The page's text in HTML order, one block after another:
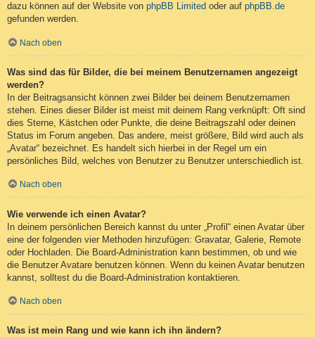
dazu können auf der Website von phpBB Limited oder auf phpBB.de
gefunden werden.
Nach oben
Was sind das für Bilder, die bei meinem Benutzernamen angezeigt
werden?
In der Beitragsansicht können zwei Bilder bei deinem Benutzernamen
stehen. Eines dieser Bilder ist meist mit deinem Rang verknüpft: Oft sind
dies Sterne, Kästchen oder Punkte, die deine Beitragszahl oder deinen
Status im Forum angeben. Das andere, meist größere, Bild wird auch als
„Avatar“ bezeichnet. Es handelt sich hierbei in der Regel um ein
persönliches Bild, welches von Benutzer zu Benutzer unterschiedlich ist.
Nach oben
Wie verwende ich einen Avatar?
In deinem persönlichen Bereich kannst du unter „Profil“ einen Avatar über
eine der folgenden vier Methoden hinzufügen: Gravatar, Galerie, Remote
oder Hochladen. Die Board-Administration kann bestimmen, ob und wie
die Benutzer Avatare benutzen können. Wenn du keinen Avatar benutzen
kannst, solltest du die Board-Administration kontaktieren.
Nach oben
Was ist mein Rang und wie kann ich ihn ändern?